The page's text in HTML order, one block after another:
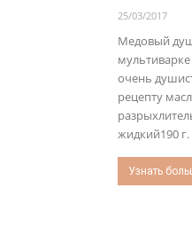
25/03/2017
Медовый
очень
рецепту
жидкий190 г.
Узнать